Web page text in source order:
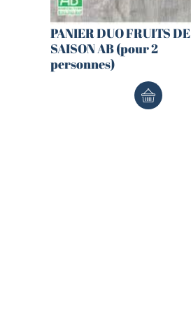
PANIER DUO FRUITS DE
SAISON AB (pour 2
personnes)